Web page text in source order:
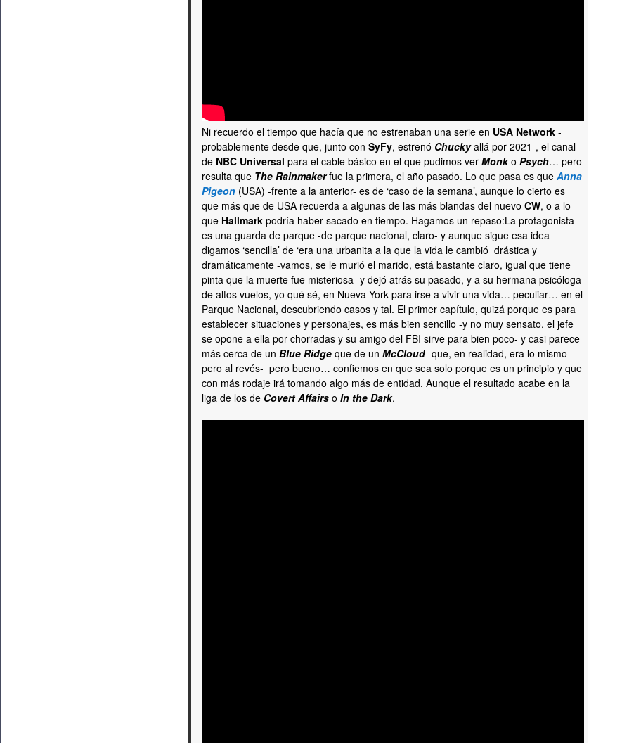
Ni recuerdo el tiempo que hacía que no estrenaban una serie en USA Network -
probablemente desde que, junto con SyFy, estrenó Chucky allá por 2021-, el canal
de NBC Universal para el cable básico en el que pudimos ver Monk o Psych… pero
resulta que The Rainmakerfue la primera, el año pasado. Lo que pasa es que Anna
Pigeon (USA) -frente a la anterior- es de ‘caso de la semana’, aunque lo cierto es
que más que de USA recuerda a algunas de las más blandas del nuevo CW, o a lo
que Hallmark podría haber sacado en tiempo. Hagamos un repaso:La protagonista
es una guarda de parque -de parque nacional, claro- y aunque sigue esa idea
digamos ‘sencilla’ de ‘era una urbanita a la que la vida le cambió drástica y
dramáticamente -vamos, se le murió el marido, está bastante claro, igual que tiene
pinta que la muerte fue misteriosa- y dejó atrás su pasado, y a su hermana psicóloga
de altos vuelos, yo qué sé, en Nueva York para irse a vivir una vida… peculiar… en el
Parque Nacional, descubriendo casos y tal. El primer capítulo, quizá porque es para
establecer situaciones y personajes, es más bien sencillo -y no muy sensato, el jefe
se opone a ella por chorradas y su amigo del FBI sirve para bien poco- y casi parece
más cerca de un Blue Ridge que de un McCloud -que, en realidad, era lo mismo
pero al revés- pero bueno… confiemos en que sea solo porque es un principio y que
con más rodaje irá tomando algo más de entidad. Aunque el resultado acabe en la
liga de los de Covert Affairs o In the Dark.